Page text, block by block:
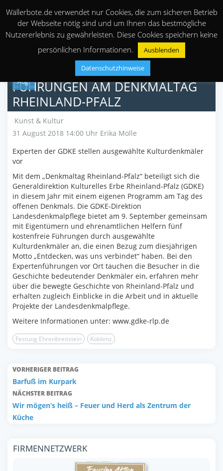
Aug.
FÜHRUNGEN AM DENKMALTAG
RHEINLAND-PFALZ
Kunst & Kultur
31 August 2018 14:00 Uhr Erika Molle
Experten der GDKE stellen ausgewählte Kulturdenkmäler
vor
Mit dem „Denkmaltag Rheinland-Pfalz“ beteiligt sich die
Generaldirektion Kulturelles Erbe Rheinland-Pfalz (GDKE)
in diesem Jahr mit einem eigenen Programm am Tag des
offenen Denkmals. Die GDKE-Direktion
Landesdenkmalpflege bietet am 9. September gemeinsam
mit Eigentümern und ehrenamtlichen Helfern fünf
kostenfreie Führungen durch ausgewählte
Kulturdenkmäler an, die einen Bezug zum diesjährigen
Motto „Entdecken, was uns verbindet“ haben. Bei den
Expertenführungen vor Ort tauchen die Besucher in die
Geschichte bedeutender Denkmäler ein, erfahren mehr
über die bewegte Geschichte von Rheinland-Pfalz und
erhalten zugleich Einblicke in die Arbeit und in aktuelle
Projekte der Landesdenkmalpflege.
Weitere Informationen unter: www.gdke-rlp.de
Festung Ehrenbreitstein Koblenz
VORHERIGER BEITRAG
Barfuß im Kurpark
NÄCHSTER BEITRAG
Wir mögen’s heiß – Feuer und Herd als Zentrum der
Küche
FIRMENNETZWERK
Wällerbote.de verwendet nur Cookies, die zum sicheren Betrieb
der Webseite nötig sind und um Ihnen das bestmögliche
Nutzererlebnis zu gewährleisten. Diese Cookies speichern keine
persönlichen Informationen.
Ausblenden
Datenschutzhinweise